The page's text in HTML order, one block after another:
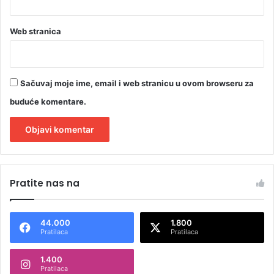
Web stranica
Sačuvaj moje ime, email i web stranicu u ovom browseru za
buduće komentare.
t
n
Pratite nas na
44.000
Pratilaca
1.800
Pratilaca
1.400
Pratilaca